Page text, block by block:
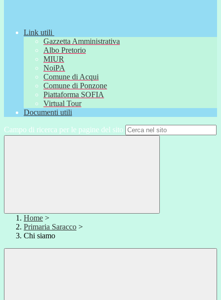
Link utili
Gazzetta Amministrativa
Albo Pretorio
MIUR
NoiPA
Comune di Acqui
Comune di Ponzone
Piattaforma SOFIA
Virtual Tour
Documenti utili
Campo di ricerca per le pagine del sito
Home >
Primaria Saracco >
Chi siamo